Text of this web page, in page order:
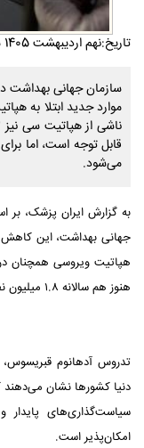
تاريخ:نهم ارديبهشت 1405 ساعت 14:32
سازمان جهانی بهداشت
قابل توجه است، اما
می‌شود.
جهانی بهداشت، این کاهش
هنوز هم سالانه ۱.۸ میلیون نفر را آلوده می‌کند.
تدروس آدهانوم
دنیا کشورها نشان می‌دهند
سیاست‌گذاری‌های پایدار
امکان‌پذیر است.